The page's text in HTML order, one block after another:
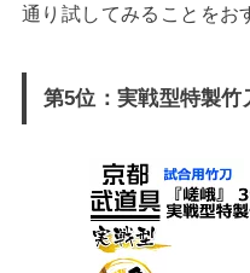
通り試してみることをお
第5位：実戦型特製竹